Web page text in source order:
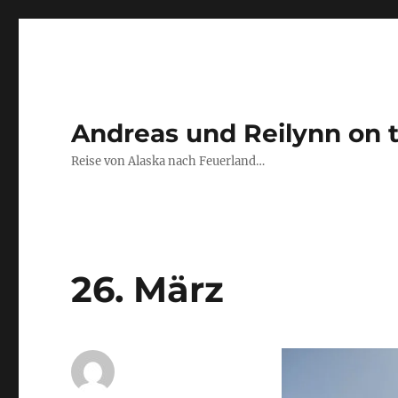
Andreas und Reilynn on
Reise von Alaska nach Feuerland…
26. März